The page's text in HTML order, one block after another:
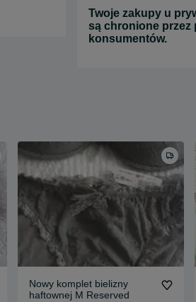
Twoje zakupy u
są chronione przez
konsumentów.
Nowy komplet bielizny
haftownej M Reserved